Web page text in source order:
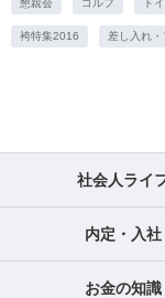
袴特集2016 差し入れ・
社会人ライ
内定・入社
お金の知識